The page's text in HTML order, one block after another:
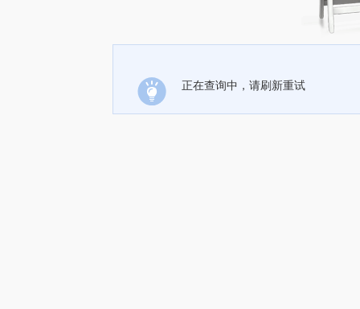
正在查询中，请刷新重试